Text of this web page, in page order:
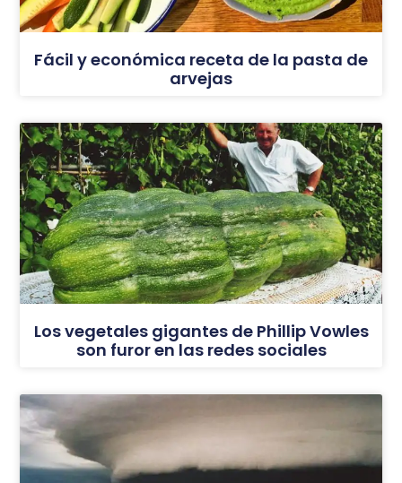
Fácil y económica receta de la pasta de
arvejas
Los vegetales gigantes de Phillip Vowles
son furor en las redes sociales